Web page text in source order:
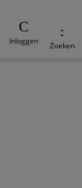
Inloggen Zoeken